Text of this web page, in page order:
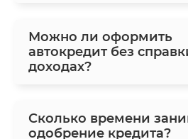
Можно ли оформить
автокредит без
доходах?
Сколько времени
одобрение кредита?